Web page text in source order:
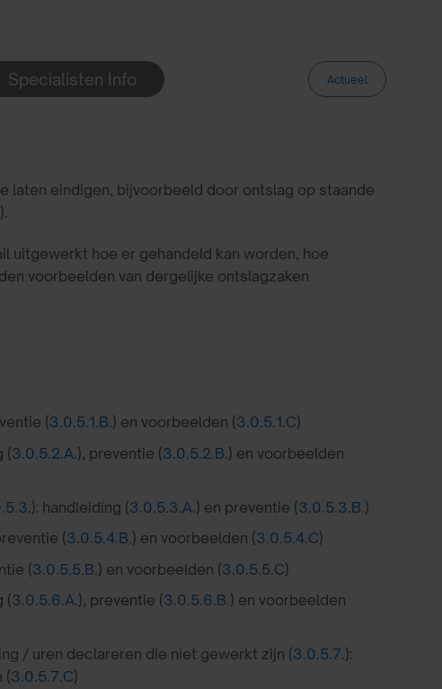
Specialisten Info Actueel
laten eindigen, bijvoorbeeld door ontslag op staande
).
uitgewerkt hoe er gehandeld kan worden, hoe
voorbeelden van dergelijke ontslagzaken
(3.0.5.1.B.) en voorbeelden (3.0.5.1.C)
(3.0.5.2.A.), preventie (3.0.5.2.B.) en voorbeelden
): handleiding (3.0.5.3.A.) en preventie (3.0.5.3.B.)
(3.0.5.4.B.) en voorbeelden (3.0.5.4.C)
(3.0.5.5.B.) en voorbeelden (3.0.5.5.C)
(3.0.5.6.A.), preventie (3.0.5.6.B.) en voorbeelden
/ uren declareren die niet gewerkt zijn (3.0.5.7.):
(3.0.5.7.C)